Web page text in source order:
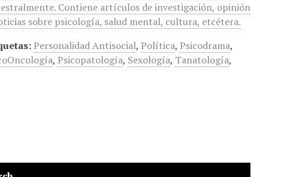
Contiene artículos de investigación, opinión
sobre psicología, salud mental, cultura, etcétera.
Personalidad Antisocial, Política, Psicodrama,
, Psicopatología, Sexología, Tanatología,